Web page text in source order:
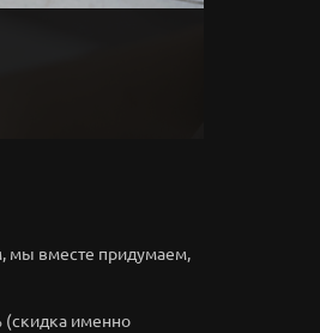
мы вместе придумаем,
именно